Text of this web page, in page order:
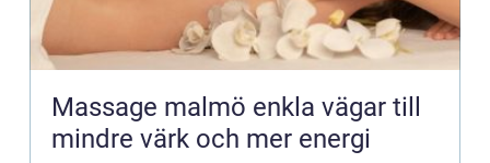
Massage malmö enkla vägar till
mindre värk och mer energi